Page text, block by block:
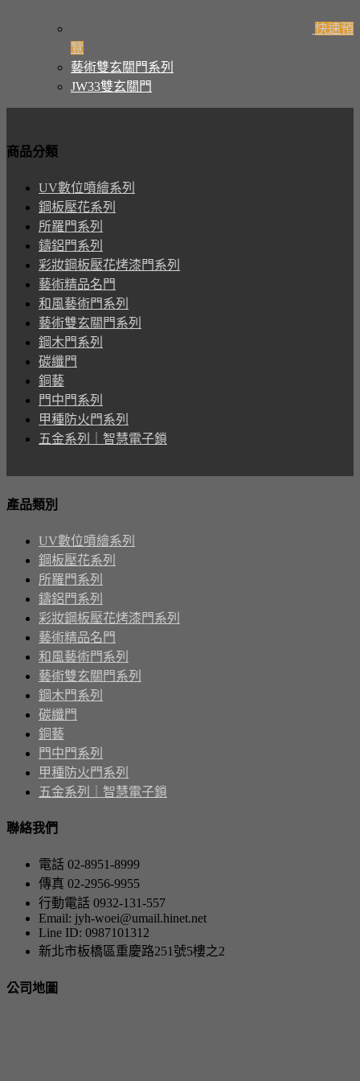
快速預
覽
藝術雙玄關門系列
JW33雙玄關門
商品分類
UV數位噴繪系列
鋼板壓花系列
所羅門系列
鑄鋁門系列
彩妝鋼板壓花烤漆門系列
藝術精品名門
和風藝術門系列
藝術雙玄關門系列
鋼木門系列
碳纖門
銅藝
門中門系列
甲種防火門系列
五金系列｜智慧電子鎖
產品類別
UV數位噴繪系列
鋼板壓花系列
所羅門系列
鑄鋁門系列
彩妝鋼板壓花烤漆門系列
藝術精品名門
和風藝術門系列
藝術雙玄關門系列
鋼木門系列
碳纖門
銅藝
門中門系列
甲種防火門系列
五金系列｜智慧電子鎖
聯絡我們
電話 02-8951-8999
傳真 02-2956-9955
行動電話 0932-131-557
Email: jyh-woei@umail.hinet.net
Line ID: 0987101312
新北市板橋區重慶路251號5樓之2
公司地圖